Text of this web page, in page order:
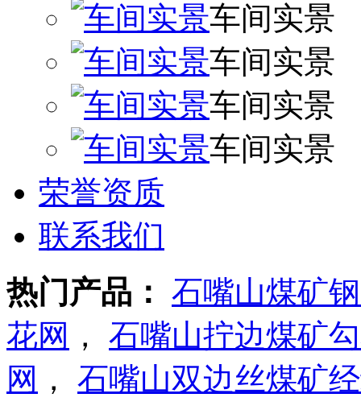
车间实景
车间实景
车间实景
车间实景
荣誉资质
联系我们
热门产品： 石嘴山煤矿
花网 ， 石嘴山拧边煤矿
网 ， 石嘴山双边丝煤矿